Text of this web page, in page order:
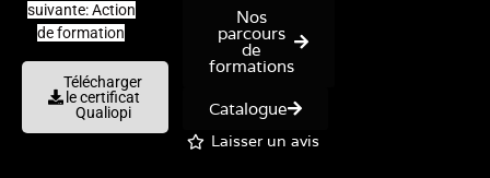
suivante: Action
de formation
Télécharger
le certificat
Qualiopi
Nos
parcours
de
formations
Catalogue
Laisser un avis